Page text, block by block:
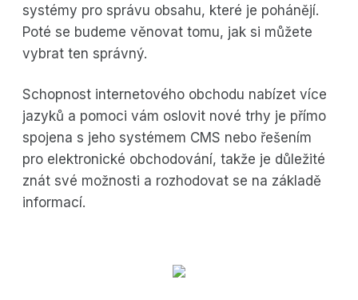
systémy pro správu obsahu, které je pohánějí.
Poté se budeme věnovat tomu, jak si můžete
vybrat ten správný.
Schopnost internetového obchodu nabízet více
jazyků a pomoci vám oslovit nové trhy je přímo
spojena s jeho systémem CMS nebo řešením
pro elektronické obchodování, takže je důležité
znát své možnosti a rozhodovat se na základě
informací.